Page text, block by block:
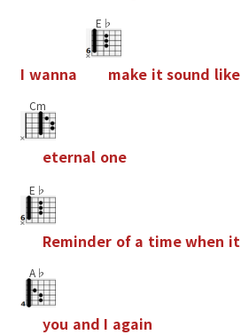
I wanna
E♭
make it sound like
Cm
eternal one
E♭
Reminder of a timewhen it
A♭
you and I again